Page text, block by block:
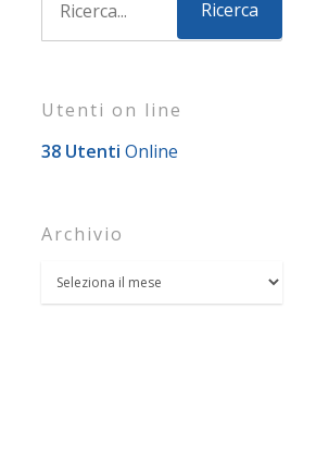
Utenti on line
38 Utenti Online
Archivio